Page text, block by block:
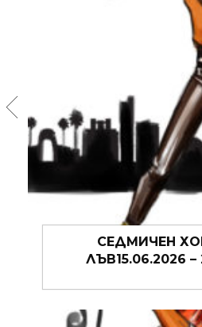
СЕДМИЧЕН
08.06.2026 –